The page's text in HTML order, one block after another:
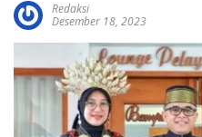
Redaksi
Desember 18, 2023